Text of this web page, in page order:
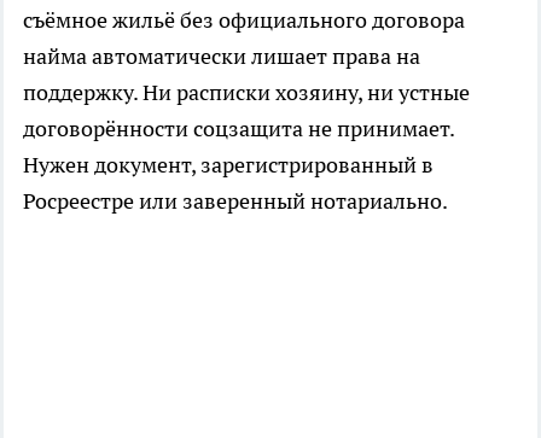
съёмное жильё без официального договора
найма автоматически лишает права на
поддержку. Ни расписки хозяину, ни устные
договорённости соцзащита не принимает.
Нужен документ, зарегистрированный в
Росреестре или заверенный нотариально.